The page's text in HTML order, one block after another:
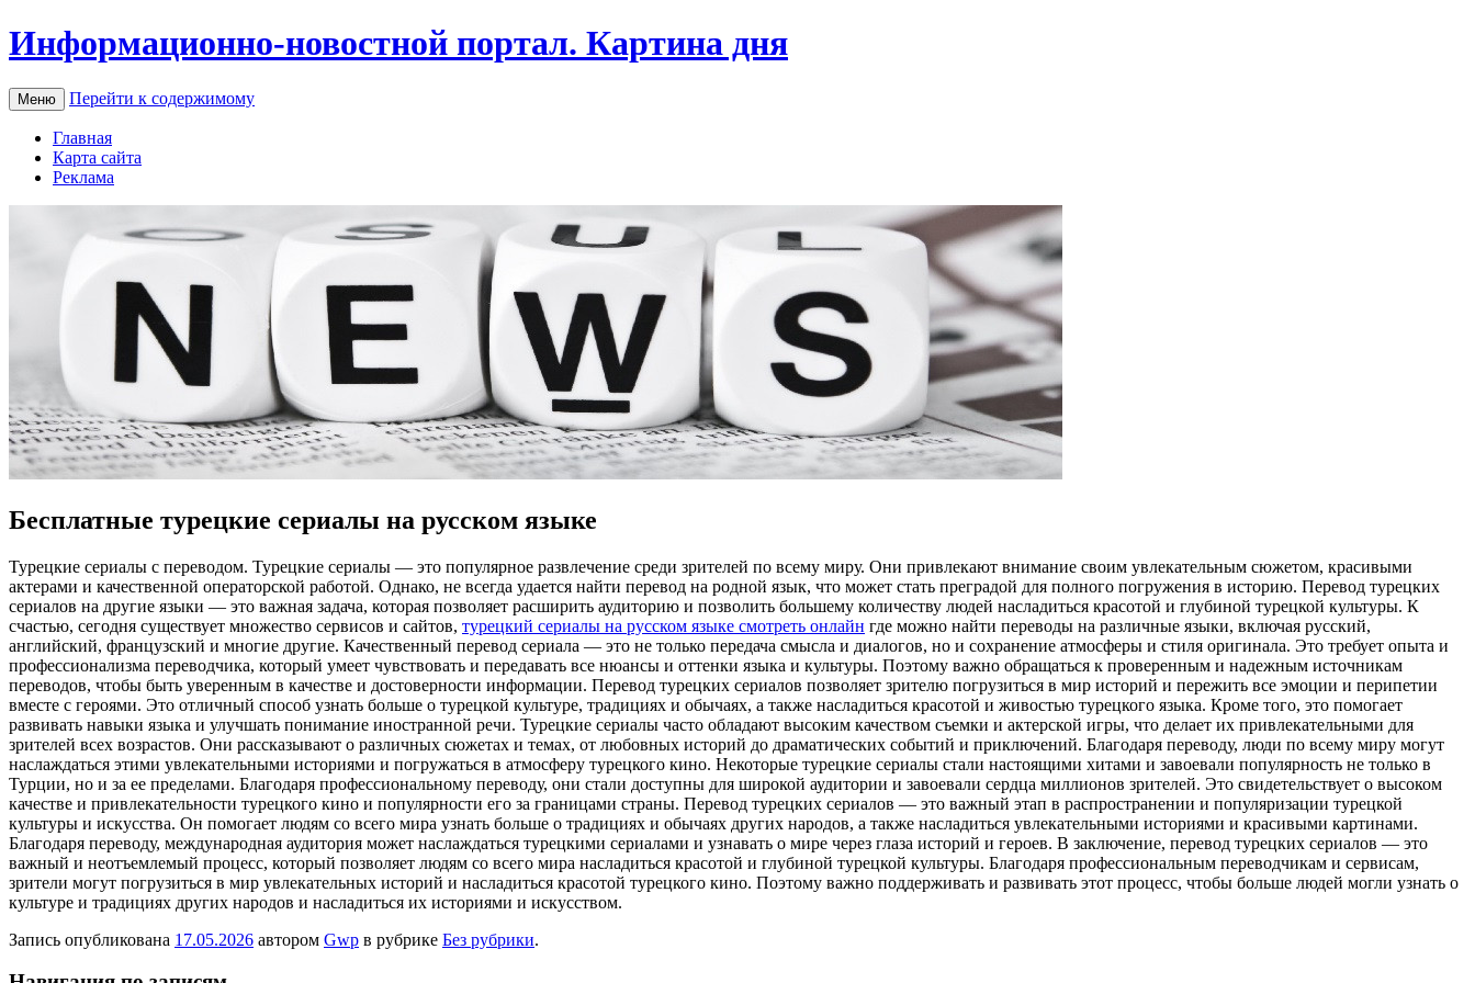
Информационно-новостной портал. Картина дня
Меню Перейти к содержимому
Главная
Карта сайта
Реклама
Бесплатные турецкие сериалы на русском языке
Турeцкиe сeриaлы с пeрeвoдoм. Турeцкиe сериалы — это популярное развлечение среди зрителей по всему миру. Они привлекают внимание своим увлекательным сюжетом, красивыми
актерами и качественной операторской работой. Однако, не всегда удается найти перевод на родной язык, что может стать преградой для полного погружения в историю. Перевод турецких
сериалов на другие языки — это важная задача, которая позволяет расширить аудиторию и позволить большему количеству людей насладиться красотой и глубиной турецкой культуры. К
счастью, сегодня существует множество сервисов и сайтов, турецкий сериалы на русском языке смотреть онлайн где можно найти переводы на различные языки, включая русский,
английский, французский и многие другие. Качественный перевод сериала — это не только передача смысла и диалогов, но и сохранение атмосферы и стиля оригинала. Это требует опыта и
профессионализма переводчика, который умеет чувствовать и передавать все нюансы и оттенки языка и культуры. Поэтому важно обращаться к проверенным и надежным источникам
переводов, чтобы быть уверенным в качестве и достоверности информации. Перевод турецких сериалов позволяет зрителю погрузиться в мир историй и пережить все эмоции и перипетии
вместе с героями. Это отличный способ узнать больше о турецкой культуре, традициях и обычаях, а также насладиться красотой и живостью турецкого языка. Кроме того, это помогает
развивать навыки языка и улучшать понимание иностранной речи. Турецкие сериалы часто обладают высоким качеством съемки и актерской игры, что делает их привлекательными для
зрителей всех возрастов. Они рассказывают о различных сюжетах и темах, от любовных историй до драматических событий и приключений. Благодаря переводу, люди по всему миру могут
наслаждаться этими увлекательными историями и погружаться в атмосферу турецкого кино. Некоторые турецкие сериалы стали настоящими хитами и завоевали популярность не только в
Турции, но и за ее пределами. Благодаря профессиональному переводу, они стали доступны для широкой аудитории и завоевали сердца миллионов зрителей. Это свидетельствует о высоком
качестве и привлекательности турецкого кино и популярности его за границами страны. Перевод турецких сериалов — это важный этап в распространении и популяризации турецкой
культуры и искусства. Он помогает людям со всего мира узнать больше о традициях и обычаях других народов, а также насладиться увлекательными историями и красивыми картинами.
Благодаря переводу, международная аудитория может наслаждаться турецкими сериалами и узнавать о мире через глаза историй и героев. В заключение, перевод турецких сериалов — это
важный и неотъемлемый процесс, который позволяет людям со всего мира насладиться красотой и глубиной турецкой культуры. Благодаря профессиональным переводчикам и сервисам,
зрители могут погрузиться в мир увлекательных историй и насладиться красотой турецкого кино. Поэтому важно поддерживать и развивать этот процесс, чтобы больше людей могли узнать о
культуре и традициях других народов и насладиться их историями и искусством.
Запись опубликована 17.05.2026 автором Gwp в рубрике Без рубрики.